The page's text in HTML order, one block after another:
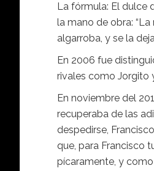
La fórmula: El dulce
la mano de obra:
algarroba, y se la
En 2006 fue
rivales como Jorgito
En noviembre del
recuperaba de las
despedirse,
que, para Francisco
pícaramente, y